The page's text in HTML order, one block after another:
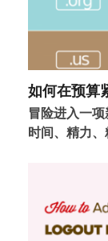
如何在预算
冒险进入一
时间、精力